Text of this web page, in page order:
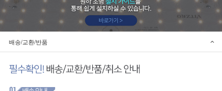
배송/교환/반품